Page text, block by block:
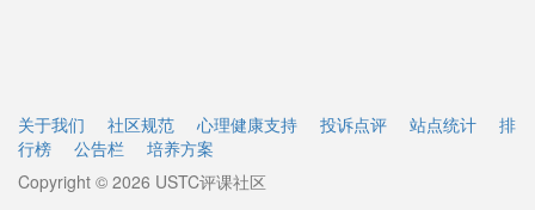
关于我们 社区规范 心理健康支持 投诉点评 站点统计
排
行榜
公告栏
培养方案
Copyright © 2026 USTC评课社区